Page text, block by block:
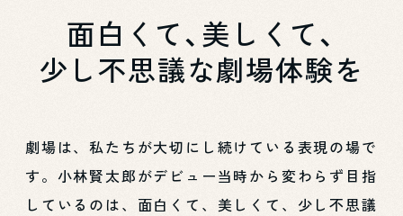
面白くて、美しくて、
少し不思議な劇場体験を
劇場は、私たちが大切にし続けている表現の場で
す。小林賢太郎がデビュー当時から変わらず目指
しているのは、面白くて、美しくて、少し不思議